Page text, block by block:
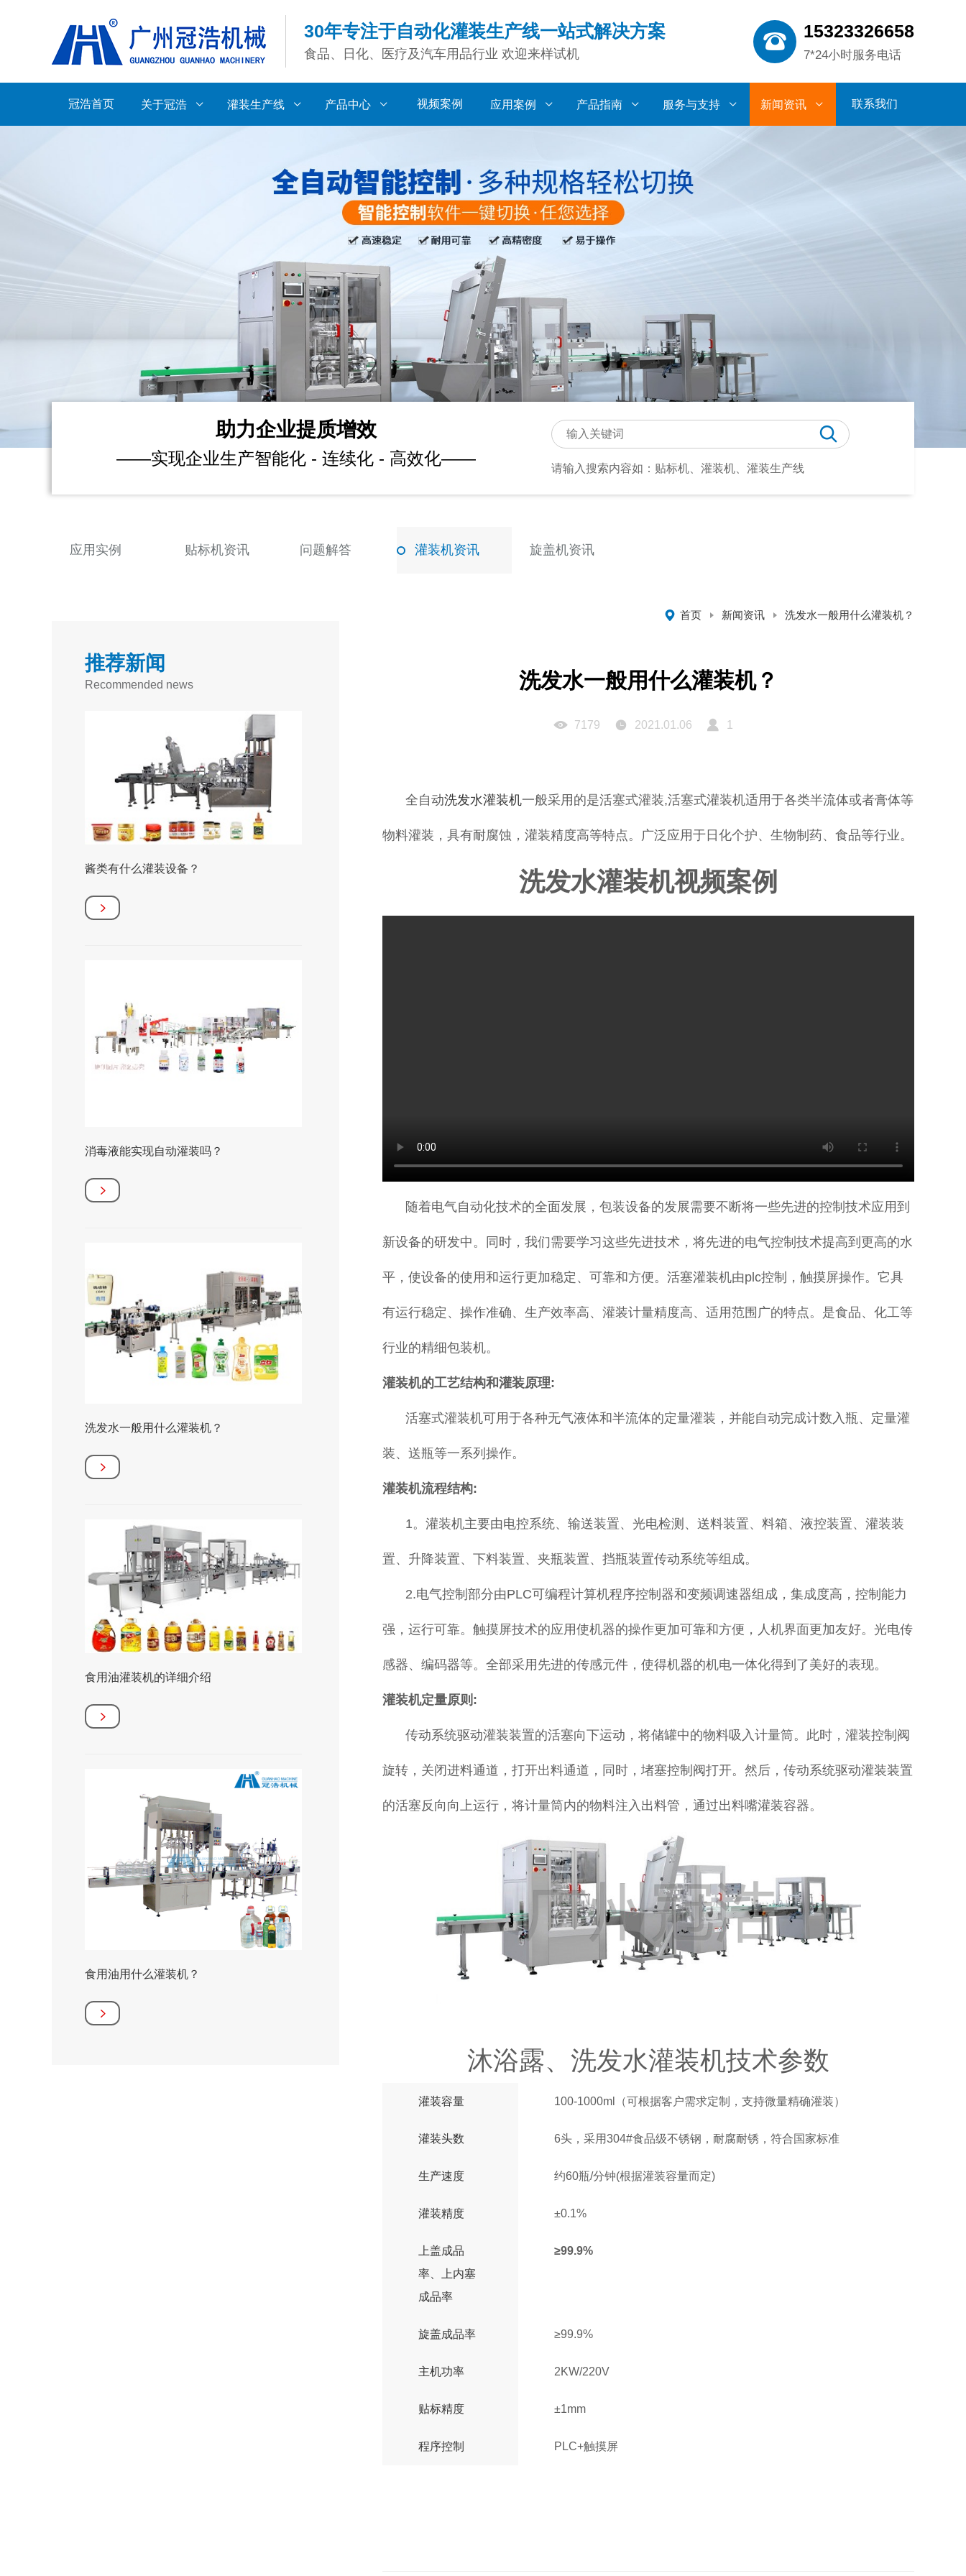
30年专注于自动化灌装生产线一站式解决方案
食品、日化、医疗及汽车用品行业 欢迎来样试机
15323326658
7*24小时服务电话
冠浩首页 关于冠浩 灌装生产线 产品中心 视频案例 应用案例 产品指南 服务与支持 新闻资讯 联系我们
助力企业提质增效
——实现企业生产智能化 - 连续化 - 高效化——
请输入搜索内容如：贴标机、灌装机、灌装生产线
应用实例 贴标机资讯 问题解答 灌装机资讯 旋盖机资讯
首页 新闻资讯 洗发水一般用什么灌装机？
推荐新闻
Recommended news
酱类有什么灌装设备？
消毒液能实现自动灌装吗？
洗发水一般用什么灌装机？
食用油灌装机的详细介绍
食用油用什么灌装机？
洗发水一般用什么灌装机？
7179 2021.01.06 1
全自动洗发水灌装机一般采用的是活塞式灌装,活塞式灌装机适用于各类半流体或者膏体等
物料灌装，具有耐腐蚀，灌装精度高等特点。广泛应用于日化个护、生物制药、食品等行业。
洗发水灌装机视频案例
随着电气自动化技术的全面发展，包装设备的发展需要不断将一些先进的控制技术应用到
新设备的研发中。同时，我们需要学习这些先进技术，将先进的电气控制技术提高到更高的水
平，使设备的使用和运行更加稳定、可靠和方便。活塞灌装机由plc控制，触摸屏操作。它具
有运行稳定、操作准确、生产效率高、灌装计量精度高、适用范围广的特点。是食品、化工等
行业的精细包装机。
灌装机的工艺结构和灌装原理:
活塞式灌装机可用于各种无气液体和半流体的定量灌装，并能自动完成计数入瓶、定量灌
装、送瓶等一系列操作。
灌装机流程结构:
1。灌装机主要由电控系统、输送装置、光电检测、送料装置、料箱、液控装置、灌装装
置、升降装置、下料装置、夹瓶装置、挡瓶装置传动系统等组成。
2.电气控制部分由PLC可编程计算机程序控制器和变频调速器组成，集成度高，控制能力
强，运行可靠。触摸屏技术的应用使机器的操作更加可靠和方便，人机界面更加友好。光电传
感器、编码器等。全部采用先进的传感元件，使得机器的机电一体化得到了美好的表现。
灌装机定量原则:
传动系统驱动灌装装置的活塞向下运动，将储罐中的物料吸入计量筒。此时，灌装控制阀
旋转，关闭进料通道，打开出料通道，同时，堵塞控制阀打开。然后，传动系统驱动灌装装置
的活塞反向向上运行，将计量筒内的物料注入出料管，通过出料嘴灌装容器。
沐浴露、洗发水灌装机技术参数
灌装容量 100-1000ml（可根据客户需求定制，支持微量精确灌装）
灌装头数 6头，采用304#食品级不锈钢，耐腐耐锈，符合国家标准
生产速度 约60瓶/分钟(根据灌装容量而定)
灌装精度 ±0.1%
上盖成品
率、上内塞
成品率
≥99.9%
旋盖成品率 ≥99.9%
主机功率 2KW/220V
贴标精度 ±1mm
程序控制 PLC+触摸屏